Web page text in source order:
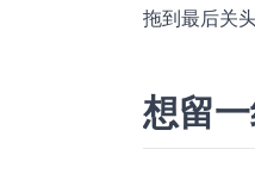
拖到最后关
想留